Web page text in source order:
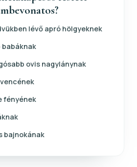
lévő apró hölgyeknek
babáknak
ovis nagylánynak
fényének
bajnokának